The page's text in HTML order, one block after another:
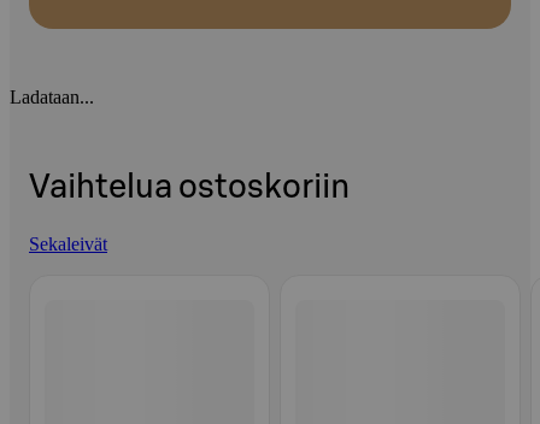
Ladataan...
Vaihtelua ostoskoriin
Sekaleivät